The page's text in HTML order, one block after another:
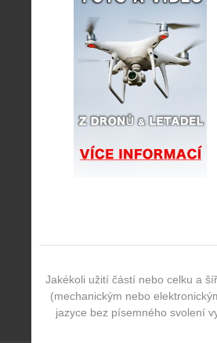
Jakékoli užití částí nebo celku a
(mechanickým nebo
jazyce bez písemného svolení